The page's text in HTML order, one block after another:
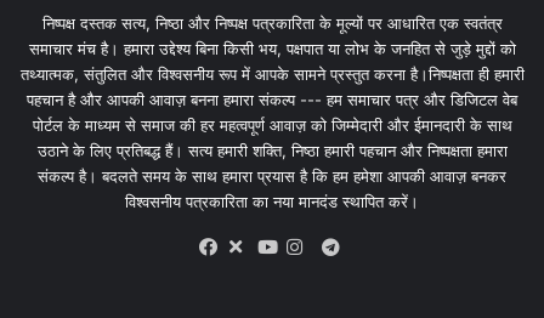
निष्पक्ष दस्तक सत्य, निष्ठा और निष्पक्ष पत्रकारिता के मूल्यों पर आधारित एक स्वतंत्र
समाचार मंच है। हमारा उद्देश्य बिना किसी भय, पक्षपात या लोभ के जनहित से जुड़े मुद्दों को
तथ्यात्मक, संतुलित और विश्वसनीय रूप में आपके सामने प्रस्तुत करना है।निष्पक्षता ही हमारी
पहचान है और आपकी आवाज़ बनना हमारा संकल्प --- हम समाचार पत्र और डिजिटल वेब
पोर्टल के माध्यम से समाज की हर महत्वपूर्ण आवाज़ को जिम्मेदारी और ईमानदारी के साथ
उठाने के लिए प्रतिबद्ध हैं। सत्य हमारी शक्ति, निष्ठा हमारी पहचान और निष्पक्षता हमारा
संकल्प है। बदलते समय के साथ हमारा प्रयास है कि हम हमेशा आपकी आवाज़ बनकर
विश्वसनीय पत्रकारिता का नया मानदंड स्थापित करें।
X
Telegram